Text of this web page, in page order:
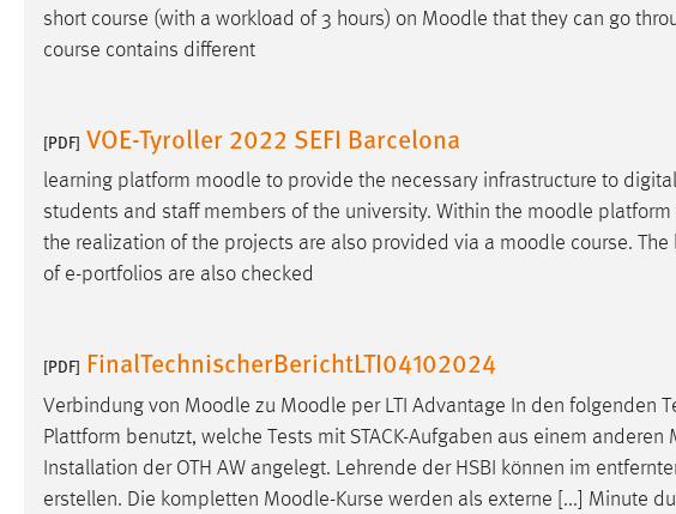
short course (with a workload of 3 hours) on Moodle that they can go
course contains different
[PDF] VOE-Tyroller 2022 SEFI Barcelona
learning platform moodle to provide the necessary infrastructure to
students and staff members of the university. Within the moodle platform
the realization of the projects are also provided via a moodle course.
of e-portfolios are also checked
[PDF] FinalTechnischerBerichtLTI04102024
Verbindung von Moodle zu Moodle per LTI Advantage In den folgenden
Plattform benutzt, welche Tests mit STACK-Aufgaben aus einem anderen
Installation der OTH AW angelegt. Lehrende der HSBI können im
erstellen. Die kompletten Moodle-Kurse werden als externe [...] Minute
Name: staticfilecache
Sprachpräferenz
Name: site-language-preference
Zweck:
Das Cookie speichert die gewählte
Cookie Laufzeit: 30 Tage
Chat
Name:
MibewSessionID, MIBEW_UserID,
mibew_locale, mibew-chat-frame-style-